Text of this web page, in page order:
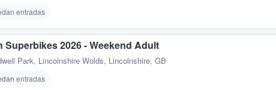
entradas
Superbikes 2026 - Weekend Adult
Park, Lincolnshire Wolds, Lincolnshire, GB
entradas